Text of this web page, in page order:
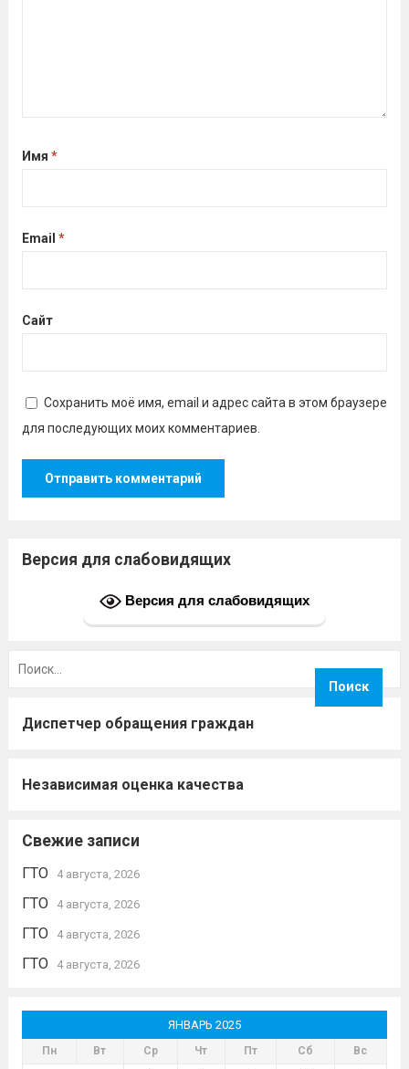
Имя *
Email *
Сайт
Сохранить моё имя, email и адрес сайта в этом браузере
для последующих моих комментариев.
Версия для слабовидящих
Версия для слабовидящих
Диспетчер обращения граждан
Независимая оценка качества
Свежие записи
ГТО 4 августа, 2026
ГТО 4 августа, 2026
ГТО 4 августа, 2026
ГТО 4 августа, 2026
ЯНВАРЬ 2025
Пн Вт Ср Чт Пт Сб Вс